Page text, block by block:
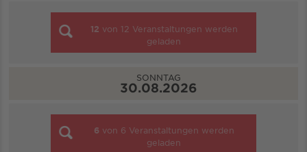
12 von 12 Veranstaltungen werden
geladen
SONNTAG
30.08.2026
6 von 6 Veranstaltungen werden
geladen